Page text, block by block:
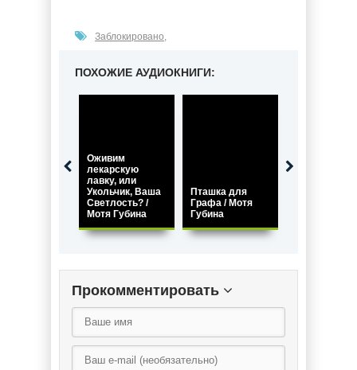
Заблокировано,
ПОХОЖИЕ АУДИОКНИГИ:
Оживим
лекарскую
лавку, или
Укольчик, Ваша
Светлость? /
Мотя Губина
Пташка для
Графа / Мотя
Губина
Прокомментировать